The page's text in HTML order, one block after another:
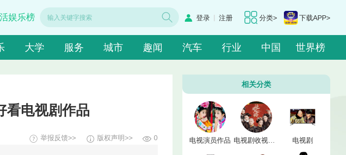
分类> 下载APP>
登录 | 注册
娱乐榜
大学 服务 城市 趣闻 汽车 行业 中国 世界榜
看电视剧作品
0
版权声明>>
举报反馈>>
相关分类
电视演员作品 电视剧收视点击率 电视剧